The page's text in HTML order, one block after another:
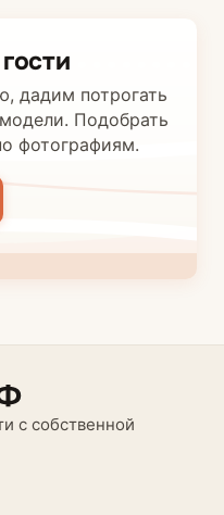
дадим потрогать
Подобрать
фотографиям.
с собственной